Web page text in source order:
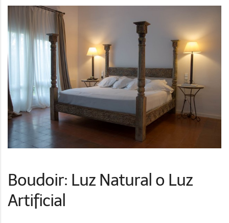
Boudoir: Luz Natural o Luz
Artificial